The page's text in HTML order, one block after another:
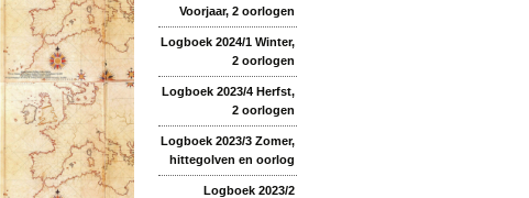
Voorjaar, 2 oorlogen
Logboek 2024/1 Winter,
2 oorlogen
Logboek 2023/4 Herfst,
2 oorlogen
Logboek 2023/3 Zomer,
hittegolven en oorlog
Logboek 2023/2